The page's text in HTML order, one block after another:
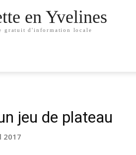
en Yvelines
gratuit d'information locale
jeu de plateau
2017